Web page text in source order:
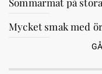
Mycket smak med